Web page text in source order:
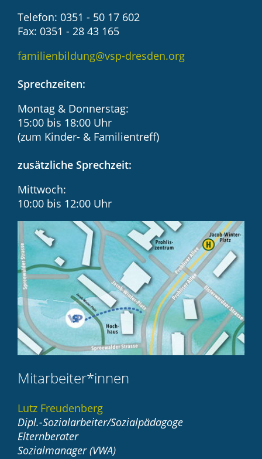
Telefon: 0351 - 50 17 602
Fax: 0351 - 28 43 165
familienbildung@vsp-dresden.org
Sprechzeiten:
Montag & Donnerstag:
15:00 bis 18:00 Uhr
(zum Kinder- & Familientreff)
zusätzliche Sprechzeit:
Mittwoch:
10:00 bis 12:00 Uhr
Mitarbeiter*innen
Lutz Freudenberg
Dipl.-Sozialarbeiter/Sozialpädagoge
Elternberater
Sozialmanager (VWA)